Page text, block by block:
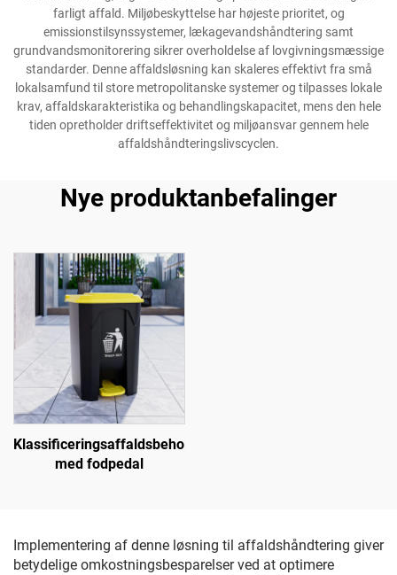
farligt affald. Miljøbeskyttelse har højeste prioritet, og
emissionstilsynssystemer, lækagevandshåndtering samt
grundvandsmonitorering sikrer overholdelse af lovgivningsmæssige
standarder. Denne affaldsløsning kan skaleres effektivt fra små
lokalsamfund til store metropolitanske systemer og tilpasses lokale
krav, affaldskarakteristika og behandlingskapacitet, mens den hele
tiden opretholder driftseffektivitet og miljøansvar gennem hele
affaldshåndteringslivscyclen.
Nye produktanbefalinger
Klassificeringsaffaldsbeholder
med fodpedal
Implementering af denne løsning til affaldshåndtering giver
betydelige omkostningsbesparelser ved at optimere